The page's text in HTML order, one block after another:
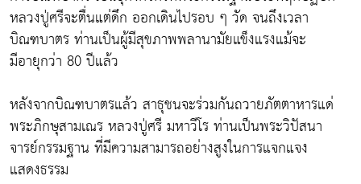
หลวงปู่ศรีจะตื่นแต่ดึก ออกเดินไปรอบ ๆ วัด จนถึงเวลา
บิณฑบาตร ท่านเป็นผู้มีสุขภาพพลานามัยแข็งแรงแม้จะ
มีอายุกว่า 80 ปีแล้ว
หลังจากบิณฑบาตรแล้ว สาธุชนจะร่วมกันถวายภัตตาหารแด่
พระภิกษุสามเณร หลวงปู่ศรี มหาวีโร ท่านเป็นพระวิปัสนา
จารย์กรรมฐาน ที่มีความสามารถอย่างสูงในการแจกแจง
แสดงธรรม